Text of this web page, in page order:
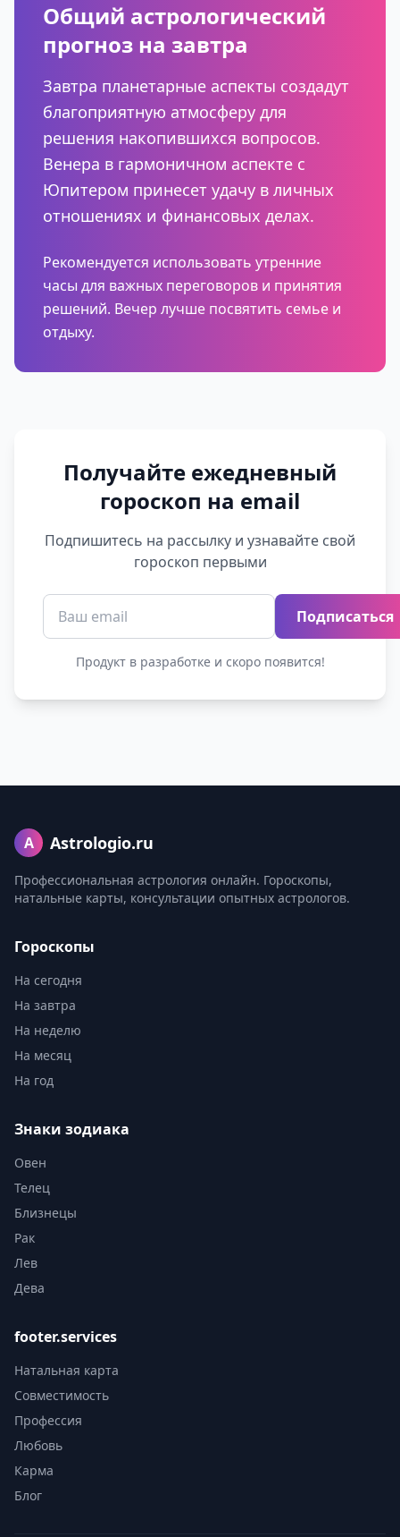
Общий астрологический
прогноз на завтра
Завтра планетарные аспекты создадут
благоприятную атмосферу для
решения накопившихся вопросов.
Венера в гармоничном аспекте с
Юпитером принесет удачу в личных
отношениях и финансовых делах.
Рекомендуется использовать утренние
часы для важных переговоров и принятия
решений. Вечер лучше посвятить семье и
отдыху.
Получайте ежедневный
гороскоп на email
Подпишитесь на рассылку и узнавайте свой
гороскоп первыми
Подписаться
Продукт в разработке и скоро появится!
A Astrologio.ru
Профессиональная астрология онлайн. Гороскопы,
натальные карты, консультации опытных астрологов.
Гороскопы
На сегодня
На завтра
На неделю
На месяц
На год
Знаки зодиака
Овен
Телец
Близнецы
Рак
Лев
Дева
footer.services
Натальная карта
Совместимость
Профессия
Любовь
Карма
Блог